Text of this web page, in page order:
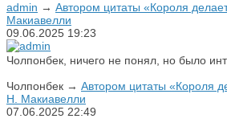
admin → Автором цитаты «Короля
Макиавелли
09.06.2025 19:23
Чолпонбек, ничего не понял, но было
Чолпонбек → Автором цитаты «Короля
Н. Макиавелли
07.06.2025 22:49